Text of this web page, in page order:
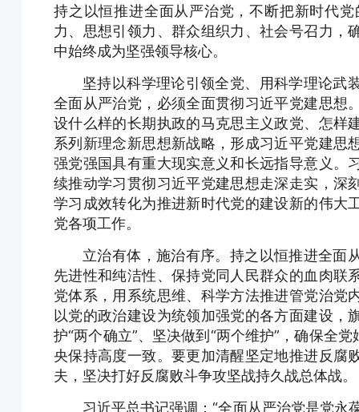
持之以恒推进全面从严治党，不断把新时代
力、思想引领力、群众组织力、社会号召力，
中始终成为坚强领导核心。
坚持以科学理论引领全党、用科学理论武
全面从严治党，必须全面贯彻习近平党建思想
设什么样的长期执政的马克思主义政党、怎样
系列新理念新思想新战略，形成习近平党建思
强党强国具有重大现实意义和长远指导意义。
续推动学习贯彻习近平党建思想走深走实，深
学习成效转化为推进新时代党的建设新的伟大
党各项工作。
立治有体，施治有序。持之以恒推进全面
先进性和纯洁性、保持党同人民群众的血肉联
党体系，用系统思维、科学方法推进管党治党
以党的政治建设为统领加强党的各方面建设
护“两个确立”、坚决做到“两个维护”，确保全
央保持高度一致。要更加清醒坚定地推进反腐
夫，坚决打好反腐败斗争攻坚战持久战总体战。
习近平总书记强调：“全面从严治党是党永